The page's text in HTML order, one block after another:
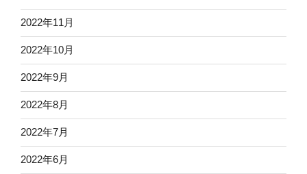
2022年11月
2022年10月
2022年9月
2022年8月
2022年7月
2022年6月